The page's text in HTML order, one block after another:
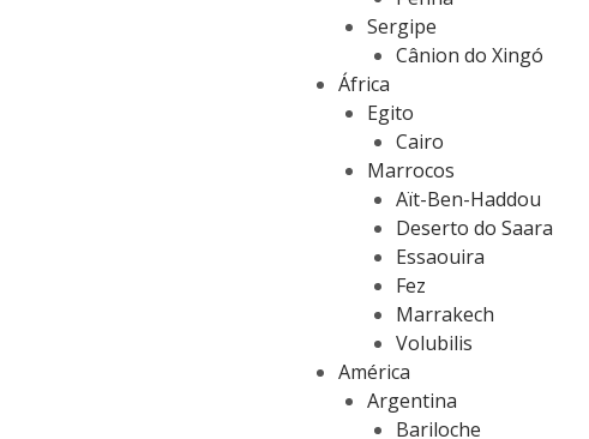
Sergipe
Cânion do Xingó
África
Egito
Cairo
Marrocos
Aït-Ben-Haddou
Deserto do Saara
Essaouira
Fez
Marrakech
Volubilis
América
Argentina
Bariloche